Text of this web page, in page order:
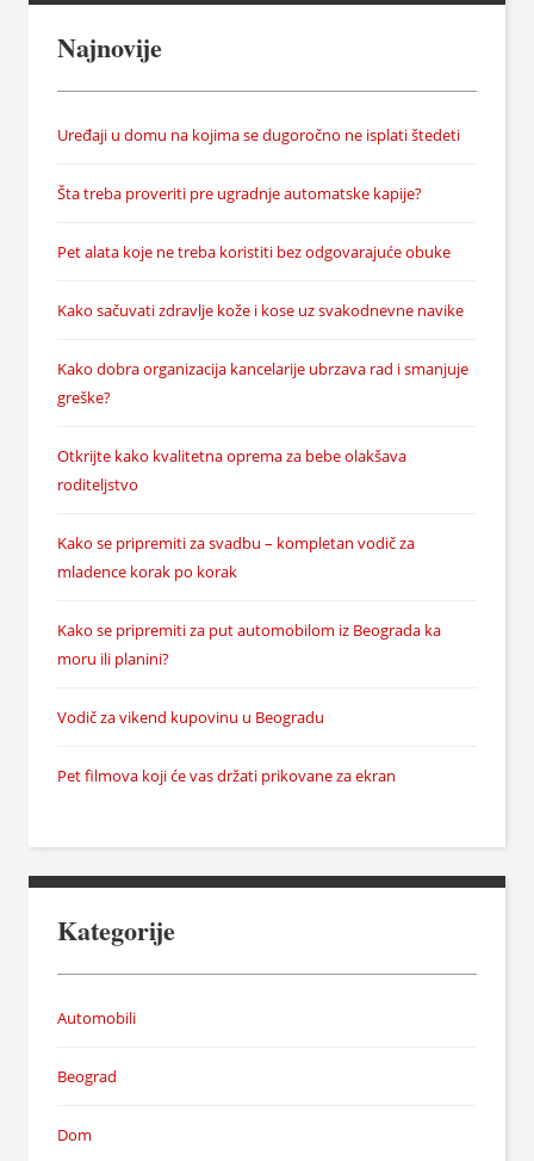
Najnovije
Uređaji u domu na kojima se dugoročno ne isplati štedeti
Šta treba proveriti pre ugradnje automatske kapije?
Pet alata koje ne treba koristiti bez odgovarajuće obuke
Kako sačuvati zdravlje kože i kose uz svakodnevne navike
Kako dobra organizacija kancelarije ubrzava rad i smanjuje
greške?
Otkrijte kako kvalitetna oprema za bebe olakšava
roditeljstvo
Kako se pripremiti za svadbu – kompletan vodič za
mladence korak po korak
Kako se pripremiti za put automobilom iz Beograda ka
moru ili planini?
Vodič za vikend kupovinu u Beogradu
Pet filmova koji će vas držati prikovane za ekran
Kategorije
Automobili
Beograd
Dom